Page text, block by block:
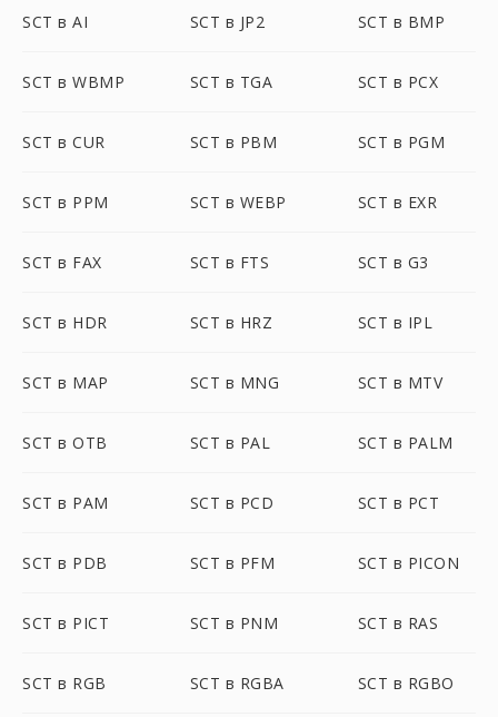
SCT в AI SCT в JP2 SCT в BMP
SCT в WBMP SCT в TGA SCT в PCX
SCT в CUR SCT в PBM SCT в PGM
SCT в PPM SCT в WEBP SCT в EXR
SCT в FAX SCT в FTS SCT в G3
SCT в HDR SCT в HRZ SCT в IPL
SCT в MAP SCT в MNG SCT в MTV
SCT в OTB SCT в PAL SCT в PALM
SCT в PAM SCT в PCD SCT в PCT
SCT в PDB SCT в PFM SCT в PICON
SCT в PICT SCT в PNM SCT в RAS
SCT в RGB SCT в RGBA SCT в RGBO